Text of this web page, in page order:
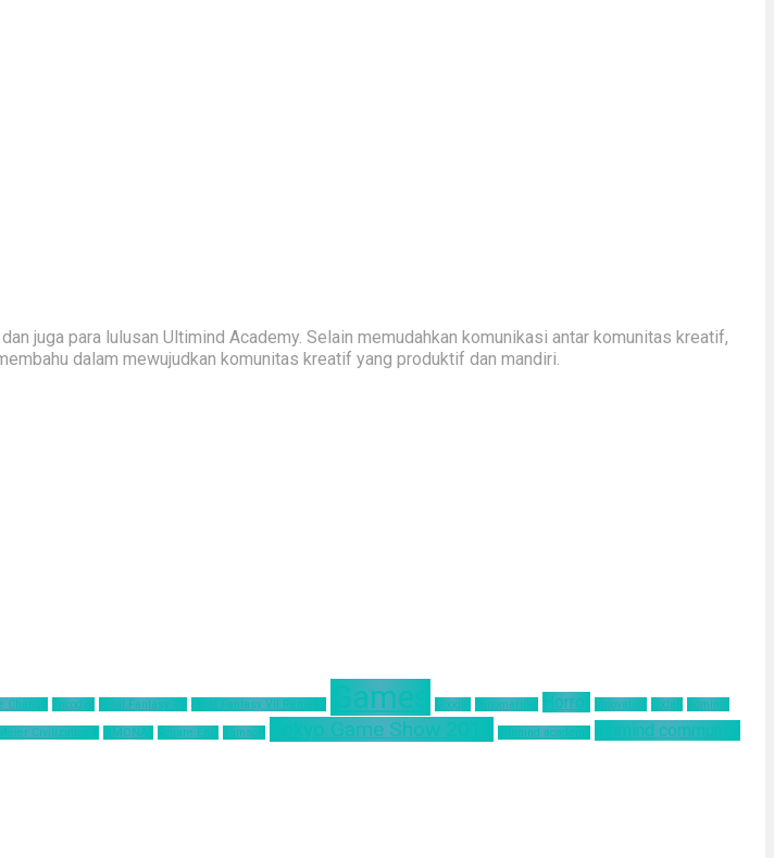
juga para lulusan Ultimind Academy. Selain memudahkan komunikasi antar komunitas kreatif,
dalam mewujudkan komunitas kreatif yang produktif dan mandiri.
Change Encodya Final Fantasy VII Final Fantasy VII Remake Games Google Hinomaruko Horror innovation kodak
Kominfo
Meier Civilization 6 SIMONAS Square Enix Tamsoft Tokyo Game Show 2019 ultimind academy ultimind community